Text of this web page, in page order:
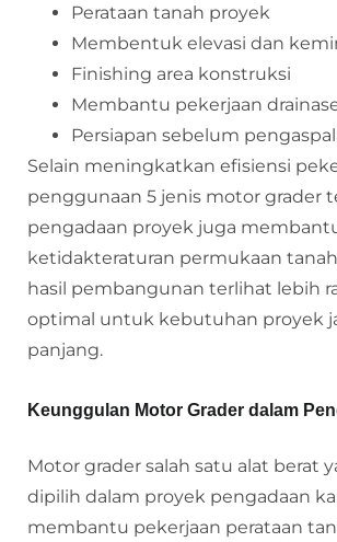
Perataan tanah proyek
Membentuk elevasi dan
Finishing area konstruksi
Membantu pekerjaan
Persiapan sebelum
Selain meningkatkan efisiensi
penggunaan 5 jenis motor grader
pengadaan proyek juga
ketidakteraturan permukaan
hasil pembangunan terlihat lebih
optimal untuk kebutuhan proyek
panjang.
Keunggulan Motor Grader dalam
Motor grader salah satu alat berat
dipilih dalam proyek pengadaan
membantu pekerjaan perataan